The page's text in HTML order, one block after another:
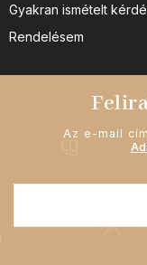
Gyakran ismételt
Rendelésem
Az e-mail